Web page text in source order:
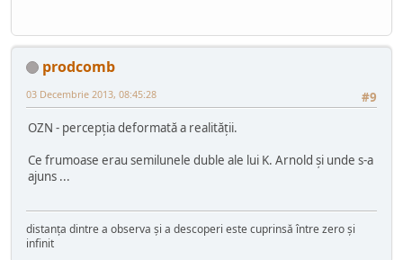
prodcomb
#9
03 Decembrie 2013, 08:45:28
OZN - percepţia deformată a realităţii.
Ce frumoase erau semilunele duble ale lui K. Arnold şi unde s-a
ajuns ...
distanța dintre a observa și a descoperi este cuprinsă între zero și
infinit